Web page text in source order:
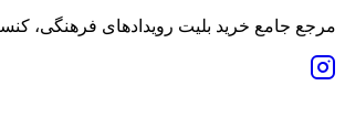
مرجع جامع خرید بلیت رویدادهای فرهنگی،